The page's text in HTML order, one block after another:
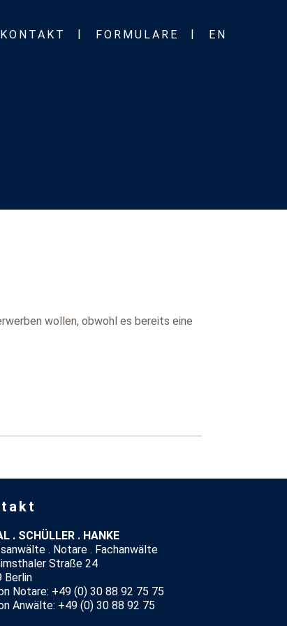
KONTAKT FORMULARE EN
wollen, obwohl es bereits eine
. SCHÜLLER . HANKE
. Notare . Fachanwälte
Straße 24
Berlin
Notare: +49 (0) 30 88 92 75 75
Anwälte: +49 (0) 30 88 92 75